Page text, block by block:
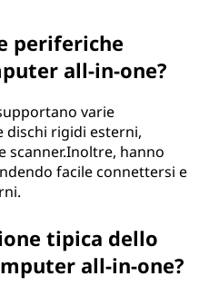
periferiche
all-in-one?
varie
dischi rigidi esterni,
scanner.Inoltre, hanno
facile connettersi e
tipica dello
all-in-one?